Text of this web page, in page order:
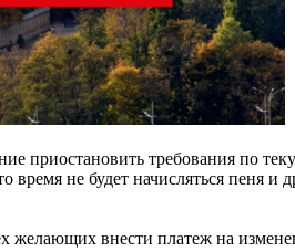
приостановить требования по
время не будет начисляться пеня и
желающих внести платеж на